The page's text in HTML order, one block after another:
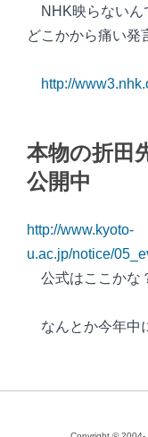
NHK映らないん
どこかから痛い発
http://
本物の折田
公開中
http://www.kyoto-
u.ac.jp/notice/
公式はここかな
なんとか今年中